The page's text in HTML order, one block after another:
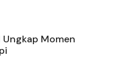
Ungkap Momen